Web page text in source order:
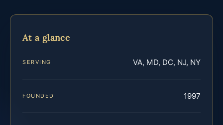
At a glance
SERVING VA, MD, DC, NJ, NY
FOUNDED 1997